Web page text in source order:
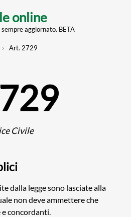
online
aggiornato. BETA
Art. 2729
Civile
dalla legge sono lasciate alla
non deve ammettere che
concordanti.